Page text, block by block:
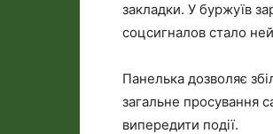
закладки. У буржуїв
соцсигналов стало
Панелька дозволяє
загальне просування
випередити події.